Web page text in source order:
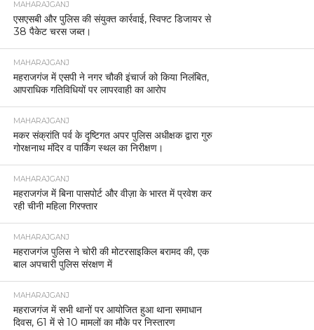
MAHARAJGANJ
एसएसबी और पुलिस की संयुक्त कार्रवाई, स्विफ्ट डिजायर से
38 पैकेट चरस जब्त।
MAHARAJGANJ
महराजगंज में एसपी ने नगर चौकी इंचार्ज को किया निलंबित,
आपराधिक गतिविधियों पर लापरवाही का आरोप
MAHARAJGANJ
मकर संक्रांति पर्व के दृष्टिगत अपर पुलिस अधीक्षक द्वारा गुरु
गोरक्षनाथ मंदिर व पार्किंग स्थल का निरीक्षण।
MAHARAJGANJ
महराजगंज में बिना पासपोर्ट और वीज़ा के भारत में प्रवेश कर
रही चीनी महिला गिरफ्तार
MAHARAJGANJ
महराजगंज पुलिस ने चोरी की मोटरसाइकिल बरामद की, एक
बाल अपचारी पुलिस संरक्षण में
MAHARAJGANJ
महराजगंज में सभी थानों पर आयोजित हुआ थाना समाधान
दिवस, 61 में से 10 मामलों का मौके पर निस्तारण